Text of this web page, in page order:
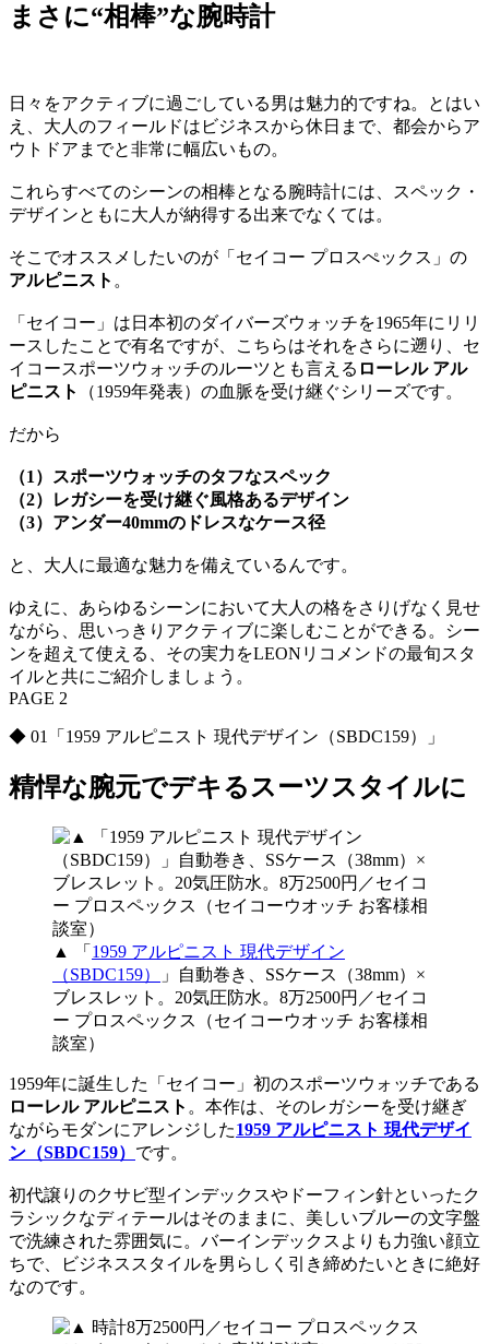
まさに“相棒”な腕時計
日々をアクティブに過ごしている男は魅力的ですね。とはい
え、大人のフィールドはビジネスから休日まで、都会からア
ウトドアまでと非常に幅広いもの。
これらすべてのシーンの相棒となる腕時計には、スペック・
デザインともに大人が納得する出来でなくては。
そこでオススメしたいのが「セイコー プロスぺックス」の
アルピニスト 。
「セイコー」は日本初のダイバーズウォッチを1965年にリリ
ースしたことで有名ですが、こちらはそれをさらに遡り、セ
イコースポーツウォッチのルーツとも言える ローレル アル
ピニスト
（1959年発表）の血脈を受け継ぐシリーズです。
だから
（1）スポーツウォッチのタフなスペック
（2）レガシーを受け継ぐ風格あるデザイン
（3）アンダー40mmのドレスなケース径
と、大人に最適な魅力を備えているんです。
ゆえに、あらゆるシーンにおいて大人の格をさりげなく見せ
ながら、思いっきりアクティブに楽しむことができる。シー
ンを超えて使える、その実力をLEONリコメンドの最旬スタ
イルと共にご紹介しましょう。
PAGE 2
◆ 01「1959 アルピニスト 現代デザイン（SBDC159）」
精悍な腕元でデキるスーツスタイルに
▲ 「 1959 アルピニスト 現代デザイン
（SBDC159）
」自動巻き、SSケース（38mm）×
ブレスレット。20気圧防水。8万2500円／セイコ
ー プロスペックス（セイコーウオッチ お客様相
談室）
1959年に誕生した「セイコー」初のスポーツウォッチである
ローレル アルピニスト 。本作は、そのレガシーを受け継ぎ
ながらモダンにアレンジした1959 アルピニスト 現代デザイ
ン（SBDC159） です。
初代譲りのクサビ型インデックスやドーフィン針といったク
ラシックなディテールはそのままに、美しいブルーの文字盤
で洗練された雰囲気に。バーインデックスよりも力強い顔立
ちで、ビジネススタイルを男らしく引き締めたいときに絶好
なのです。